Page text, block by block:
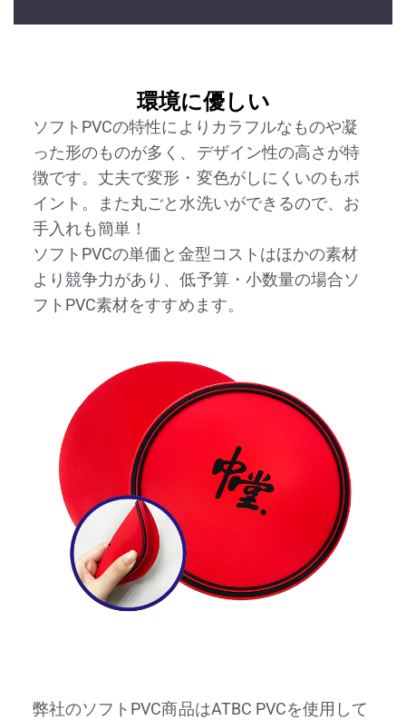
環境に優しい
ソフトPVCの特性によりカラフルなものや凝
った形のものが多く、デザイン性の高さが特
徴です。丈夫で変形・変色がしにくいのもポ
イント。また丸ごと水洗いができるので、お
手入れも簡単！
ソフトPVCの単価と金型コストはほかの素材
より競争力があり、低予算・小数量の場合ソ
フトPVC素材をすすめます。
弊社のソフトPVC商品はATBC PVCを使用して